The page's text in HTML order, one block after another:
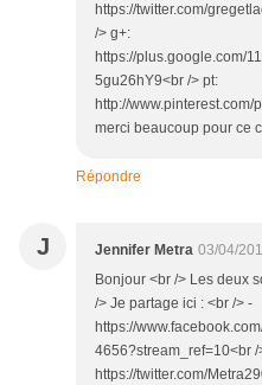
https://twitter.com/
/> g+:
https://plus.google.com/
5gu26hY9<br /> pt:
http://
merci beaucoup pour ce
Répondre
J Jennifer Metra 03/04/
Bonjour <br /> Les deux
/> Je partage ici : <br /> -
https://
4656?stream_ref=10<br /
https://twitter.com/